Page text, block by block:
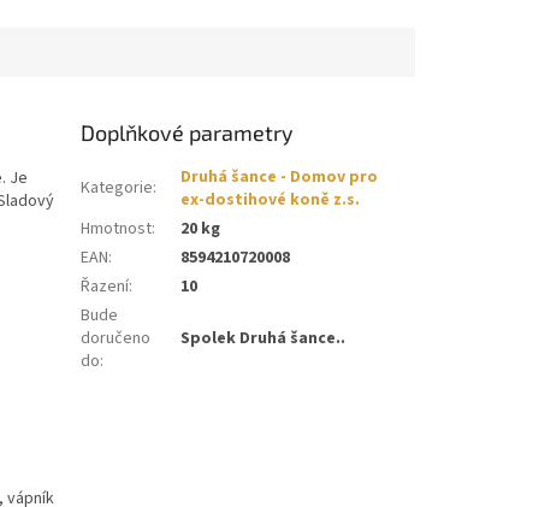
Je
vápník
Doplňkové parametry
Kategorie:
Druhá šance - Domov pro
ex-dostihové koně z.s.
Hmotnost:
20 kg
EAN:
8594210720008
Řazení:
10
Bude
doručeno
do:
Spolek Druhá šance..